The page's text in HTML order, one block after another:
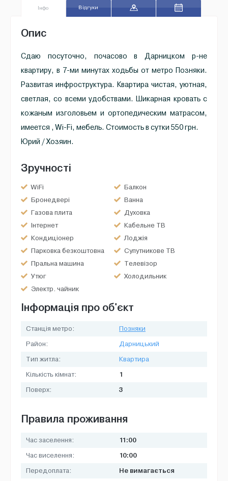
Iнфо Відгуки
Oпис
Сдаю посуточно, почасово в Дарницком р-не
квартиру, в 7-ми минутах ходьбы от метро Позняки.
Развитая инфроструктура. Квартира чистая, уютная,
светлая, со всеми удобствами. Шикарная кровать с
кожаным изголовьем и ортопедическим матрасом,
имеется , Wi-Fi, мебель. Стоимость в сутки 550 грн.
Юрий / Хозяин.
Зручності
WiFi
Балкон
Бронедвері
Ванна
Газова плита
Духовка
Інтернет
Кабельне ТВ
Кондиціонер
Лоджія
Парковка безкоштовна
Супутникове ТВ
Пральна машина
Телевізор
Утюг
Холодильник
Электр. чайник
Інформація про об'єкт
Станція метро:
Позняки
Район:
Дарницький
Тип житла:
Квартира
Кількість кімнат:
1
Поверх: 3
Правила проживання
Час заселення: 11:00
Час виселення: 10:00
Передоплата: Не вимагається